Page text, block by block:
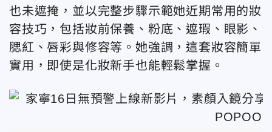
也未遮掩，並以完整步驟示範她近期常用的妝
容技巧，包括妝前保養、粉底、遮瑕、眼影、
腮紅、唇彩與修容等。她強調，這套妝容簡單
實用，即使是化妝新手也能輕鬆掌握。